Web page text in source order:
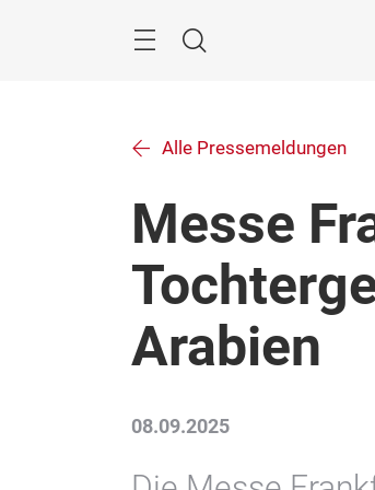
Suche
Alle Pressemeldungen
Messe
Arabien
08.09.2025